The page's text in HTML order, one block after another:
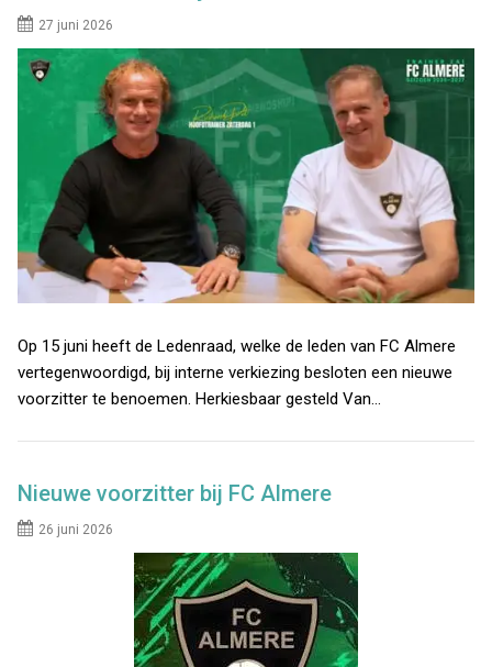
27 juni 2026
Op 15 juni heeft de Ledenraad, welke de leden van FC Almere
vertegenwoordigd, bij interne verkiezing besloten een nieuwe
voorzitter te benoemen. Herkiesbaar gesteld Van…
Nieuwe voorzitter bij FC Almere
26 juni 2026